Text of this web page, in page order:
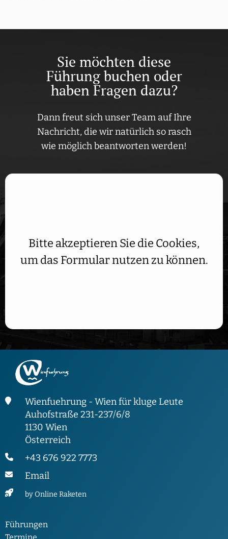
Sie möchten diese
Führung buchen oder
haben Fragen dazu?
Dann freut sich unser Team auf Ihre
Nachricht, die wir natürlich so rasch
wie möglich beantworten werden!
Aufgrund Ihrer DSGVO Einstellungen wird dieser Inhalt
Bitte akzeptieren Sie die Cookies,
um das Formular nutzen zu können.
Wienfuehrung - Wien für kluge Leute
Auhofstraße 231-237/6/8
1130 Wien
Österreich
+43 676 922 7773
Email
by Online Raketen
Führungen